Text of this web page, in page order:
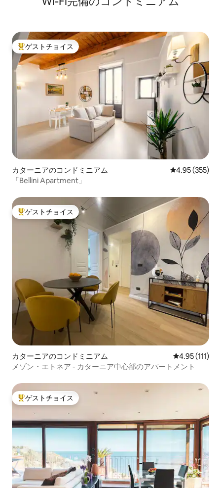
大好評のゲストチョイスです。
ゲストチョイス
カターニアのコンドミニアム レビュー355
4.95 (355)
「Bellini Apartment」
大好評のゲストチョイスです。
ゲストチョイス
カターニアのコンドミニアム レビュー111
4.95 (111)
メゾン・エトネア - カターニア中心部のアパートメント
大好評のゲストチョイスです。
ゲストチョイス